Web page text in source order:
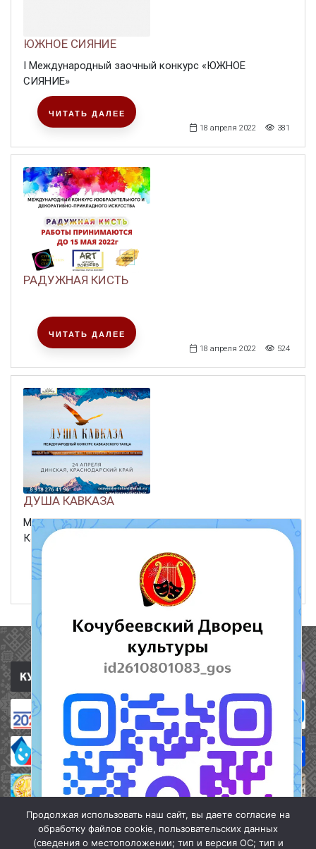
ЮЖНОЕ СИЯНИЕ
I Международный заочный конкурс «ЮЖНОЕ
СИЯНИЕ»
18 апреля 2022 381
ЧИТАТЬ ДАЛЕЕ
РАДУЖНАЯ КИСТЬ
18 апреля 2022 524
ЧИТАТЬ ДАЛЕЕ
ДУША КАВКАЗА
Международный конкурс кавказского танца «Душа
Кавказа»
Полезные ссылки
Продолжая использовать наш сайт, вы даете согласие на
обработку файлов cookie, пользовательских данных
(сведения о местоположении; тип и версия ОС; тип и